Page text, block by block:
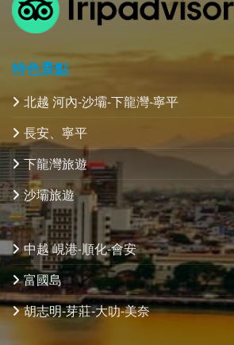
特色景點
北越 河內-沙壩-下龍灣-寧平
長安、寧平
下龍灣旅遊
沙壩旅遊
中越 峴港-順化-會安
富國島
胡志明-芽莊-大叻-美奈